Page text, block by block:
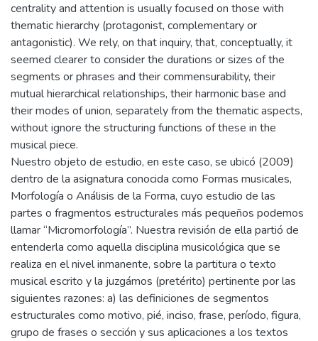
centrality and attention is usually focused on those with
thematic hierarchy (protagonist, complementary or
antagonistic). We rely, on that inquiry, that, conceptually, it
seemed clearer to consider the durations or sizes of the
segments or phrases and their commensurability, their
mutual hierarchical relationships, their harmonic base and
their modes of union, separately from the thematic aspects,
without ignore the structuring functions of these in the
musical piece.
Nuestro objeto de estudio, en este caso, se ubicó (2009)
dentro de la asignatura conocida como Formas musicales,
Morfología o Análisis de la Forma, cuyo estudio de las
partes o fragmentos estructurales más pequeños podemos
llamar “Micromorfología”. Nuestra revisión de ella partió de
entenderla como aquella disciplina musicológica que se
realiza en el nivel inmanente, sobre la partitura o texto
musical escrito y la juzgámos (pretérito) pertinente por las
siguientes razones: a) las definiciones de segmentos
estructurales como motivo, pié, inciso, frase, período, figura,
grupo de frases o sección y sus aplicaciones a los textos